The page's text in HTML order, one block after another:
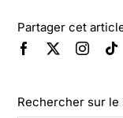
Partager cet
Rechercher sur le